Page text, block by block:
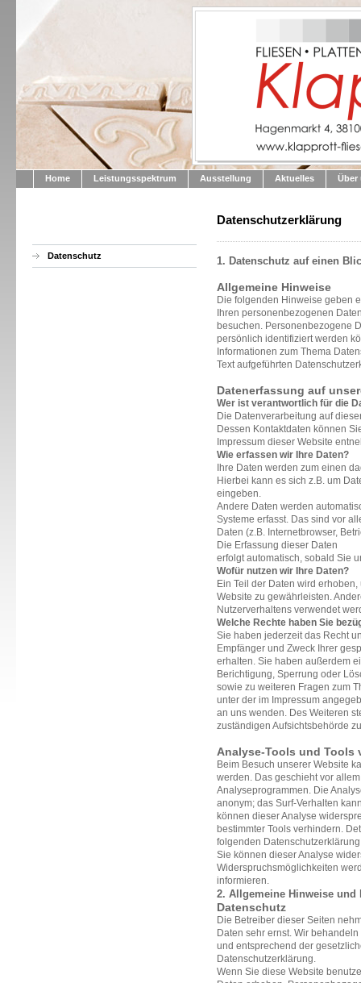
Home Leistungsspektrum Ausstellung Aktuelles Über
Datenschutz
Datenschutzerklärung
1. Datenschutz auf einen
Allgemeine Hinweise
Die folgenden Hinweise geben
Ihren personenbezogenen
besuchen. Personenbezogene
persönlich identifiziert werden
Informationen zum Thema
Text aufgeführten
Datenerfassung auf
Wer ist verantwortlich für die
Die Datenverarbeitung auf
Dessen Kontaktdaten können
Impressum dieser Website
Wie erfassen wir Ihre Daten?
Ihre Daten werden zum einen
Hierbei kann es sich z.B. um
eingeben.
Andere Daten werden
Systeme erfasst. Das sind vor
Daten (z.B. Internetbrowser,
Die Erfassung dieser Daten
erfolgt automatisch, sobald Sie
Wofür nutzen wir Ihre Daten?
Ein Teil der Daten wird
Website zu gewährleisten.
Nutzerverhaltens verwendet
Welche Rechte haben Sie
Sie haben jederzeit das Recht
Empfänger und Zweck Ihrer
erhalten. Sie haben außerdem
Berichtigung, Sperrung oder
sowie zu weiteren Fragen zum
unter der im Impressum
an uns wenden. Des Weiteren
zuständigen Aufsichtsbehörde
Analyse-Tools und Tools
Beim Besuch unserer Website
werden. Das geschieht vor
Analyseprogrammen. Die
anonym; das Surf-Verhalten
können dieser Analyse
bestimmter Tools verhindern.
folgenden
Sie können dieser Analyse
Widerspruchsmöglichkeiten
informieren.
2. Allgemeine Hinweise
Datenschutz
Die Betreiber dieser Seiten
Daten sehr ernst. Wir
und entsprechend der
Datenschutzerklärung.
Wenn Sie diese Website